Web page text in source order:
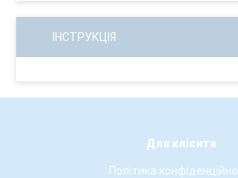
ІНСТРУКЦІЯ
Для клієнта
Політика